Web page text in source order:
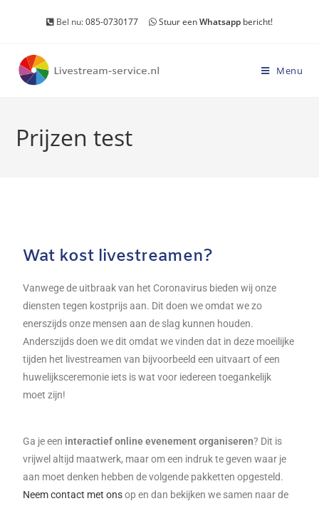
Bel nu:085-0730177 Stuur eenWhatsapp bericht!
Menu
Prijzen test
Wat kost livestreamen?
Vanwege de uitbraak van het Coronavirus bieden wij onze
diensten tegen kostprijs aan. Dit doen we omdat we zo
enerszijds onze mensen aan de slag kunnen houden.
Anderszijds doen we dit omdat we vinden dat in deze moeilijke
tijden het livestreamen van bijvoorbeeld een uitvaart of een
huwelijksceremonie iets is wat voor iedereen toegankelijk
moet zijn!
Ga je een interactief online evenement organiseren? Dit is
vrijwel altijd maatwerk, maar om een indruk te geven waar je
aan moet denken hebben de volgende pakketten opgesteld.
Neem contact met onsop en dan bekijken we samen naar de